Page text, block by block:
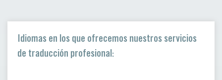
Idiomas en los que ofrecemos nuestros servicios
de traducción profesional: